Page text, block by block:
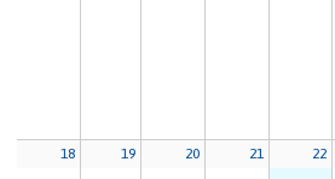
18 19 20 21 22